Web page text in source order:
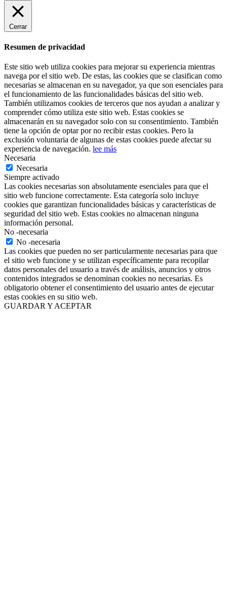
Cerrar
Resumen de privacidad
Este sitio web utiliza cookies para mejorar su experiencia mientras
navega por el sitio web. De estas, las cookies que se clasifican como
necesarias se almacenan en su navegador, ya que son esenciales para
el funcionamiento de las funcionalidades básicas del sitio web.
También utilizamos cookies de terceros que nos ayudan a analizar y
comprender cómo utiliza este sitio web. Estas cookies se
almacenarán en su navegador solo con su consentimiento. También
tiene la opción de optar por no recibir estas cookies. Pero la
exclusión voluntaria de algunas de estas cookies puede afectar su
experiencia de navegación. lee más
Necesaria
Necesaria
Siempre activado
Las cookies necesarias son absolutamente esenciales para que el
sitio web funcione correctamente. Esta categoría solo incluye
cookies que garantizan funcionalidades básicas y características de
seguridad del sitio web. Estas cookies no almacenan ninguna
información personal.
No -necesaria
No -necesaria
Las cookies que pueden no ser particularmente necesarias para que
el sitio web funcione y se utilizan específicamente para recopilar
datos personales del usuario a través de análisis, anuncios y otros
contenidos integrados se denominan cookies no necesarias. Es
obligatorio obtener el consentimiento del usuario antes de ejecutar
estas cookies en su sitio web.
GUARDAR Y ACEPTAR